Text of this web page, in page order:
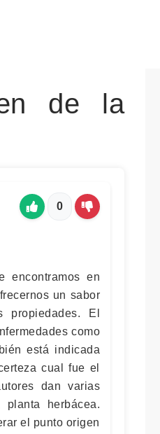
de la
0
encontramos en
un sabor
El
como
está indicada
cual fue el
dan varias
herbácea.
el punto origen